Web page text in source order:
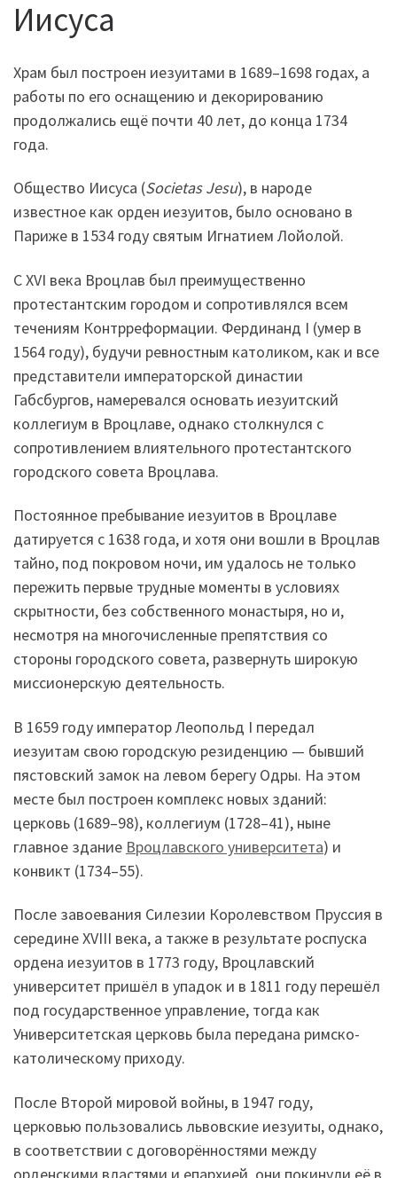
Иисуса
Храм был построен иезуитами в 1689–1698 годах, а
работы по его оснащению и декорированию
продолжались ещё почти 40 лет, до конца 1734
года.
Общество Иисуса (Societas Jesu), в народе
известное как орден иезуитов, было основано в
Париже в 1534 году святым Игнатием Лойолой.
С XVI века Вроцлав был преимущественно
протестантским городом и сопротивлялся всем
течениям Контрреформации. Фердинанд I (умер в
1564 году), будучи ревностным католиком, как и все
представители императорской династии
Габсбургов, намеревался основать иезуитский
коллегиум в Вроцлаве, однако столкнулся с
сопротивлением влиятельного протестантского
городского совета Вроцлава.
Постоянное пребывание иезуитов в Вроцлаве
датируется с 1638 года, и хотя они вошли в Вроцлав
тайно, под покровом ночи, им удалось не только
пережить первые трудные моменты в условиях
скрытности, без собственного монастыря, но и,
несмотря на многочисленные препятствия со
стороны городского совета, развернуть широкую
миссионерскую деятельность.
В 1659 году император Леопольд I передал
иезуитам свою городскую резиденцию — бывший
пястовский замок на левом берегу Одры. На этом
месте был построен комплекс новых зданий:
церковь (1689–98), коллегиум (1728–41), ныне
главное здание Вроцлавского университета) и
конвикт (1734–55).
После завоевания Силезии Королевством Пруссия в
середине XVIII века, а также в результате роспуска
ордена иезуитов в 1773 году, Вроцлавский
университет пришёл в упадок и в 1811 году перешёл
под государственное управление, тогда как
Университетская церковь была передана римско-
католическому приходу.
После Второй мировой войны, в 1947 году,
церковью пользовались львовские иезуиты, однако,
в соответствии с договорённостями между
орденскими властями и епархией, они покинули её в